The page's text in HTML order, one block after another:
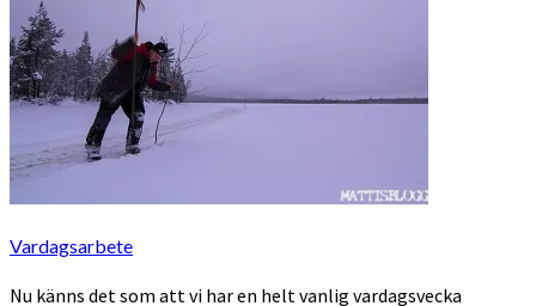
Vardagsarbete
Nu känns det som att vi har en helt vanlig vardagsvecka